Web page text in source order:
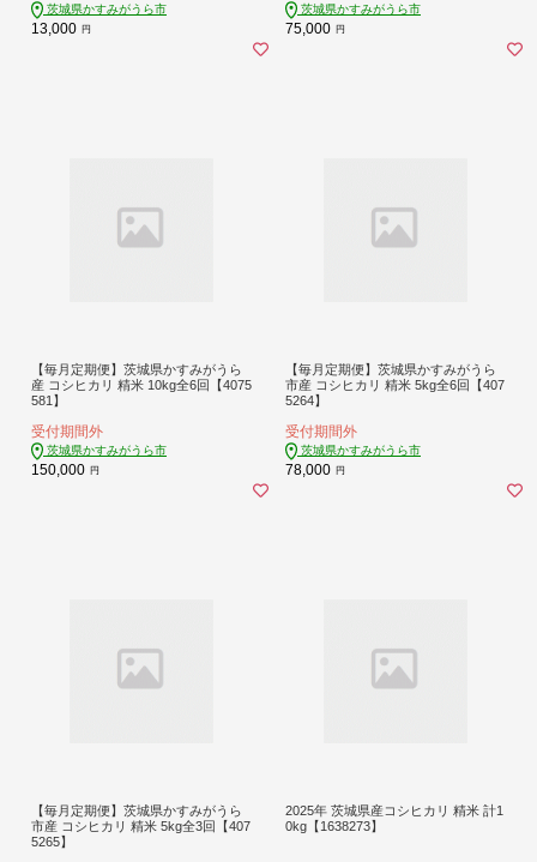
茨城県かすみがうら市
13,000 円
茨城県かすみがうら市
75,000 円
【毎月定期便】茨城県かすみがうら
産 コシヒカリ 精米 10kg全6回【4075
581】
受付期間外
茨城県かすみがうら市
150,000 円
【毎月定期便】茨城県かすみがうら
市産 コシヒカリ 精米 5kg全6回【407
5264】
受付期間外
茨城県かすみがうら市
78,000 円
【毎月定期便】茨城県かすみがうら
市産 コシヒカリ 精米 5kg全3回【407
5265】
2025年 茨城県産コシヒカリ 精米 計1
0kg【1638273】